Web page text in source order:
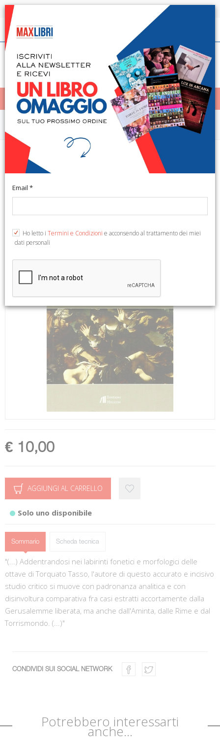
Spedizione in 24h per tutti i libri disponibili
Italiano
< Home
MENÙ
La lingua del Tasso tra polemiche
e discussioni letterarie
€ 10,00
AGGIUNGI AL CARRELLO
Solo uno disponibile
Sommario Scheda tecnica
"(...) Addentrandosi nei labirinti fonetici e morfologici delle
ottave di Torquato Tasso, l'autore di questo accurato e incisivo
studio critico si muove con padronanza analitica e con
disinvoltura comparativa fra casi estratti accortamente dalla
Gerusalemme liberata, ma anche dall'Aminta, dalle Rime e dal
Torrismondo. (...)"
CONDIVIDI SUI SOCIAL NETWORK
Potrebbero interessarti
anche...
Email *
Ho letto i Termini e Condizioni e acconsendo al trattamento dei miei
dati personali